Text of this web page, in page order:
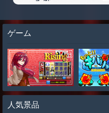
ゲーム
人気景品